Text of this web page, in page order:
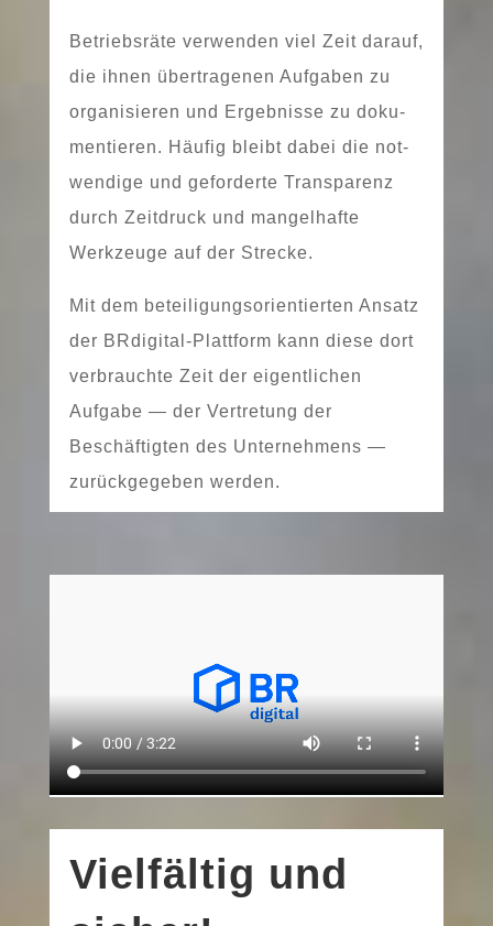
Betriebsräte ver­wen­den viel Zeit dar­auf,
die ihnen über­tra­ge­nen Aufgaben zu
orga­ni­sie­ren und Ergebnisse zu doku­
men­tie­ren. Häufig bleibt dabei die not­
wen­di­ge und gefor­der­te Transparenz
durch Zeitdruck und man­gel­haf­te
Werkzeuge auf der Strecke.
Mit dem betei­li­gungs­ori­en­tier­ten Ansatz
der BRdigital-Plattform kann die­se dort
ver­brauch­te Zeit der eigent­li­chen
Aufgabe — der Vertretung der
Beschäftigten des Unternehmens —
zurück­ge­ge­ben werden.
Vielfältig und